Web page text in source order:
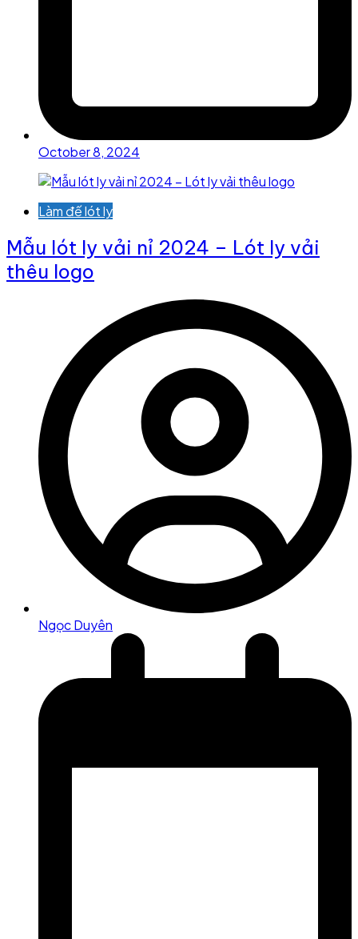
October 8, 2024
Làm đế lót ly
Mẫu lót ly vải nỉ 2024 – Lót ly vải
thêu logo
Ngọc Duyên